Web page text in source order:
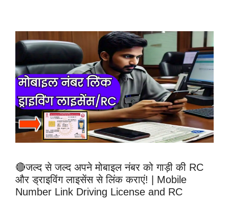
🔴जल्द से जल्द अपने मोबाइल नंबर को गाड़ी की RC
और ड्राइविंग लाइसेंस से लिंक कराएं! | Mobile
Number Link Driving License and RC